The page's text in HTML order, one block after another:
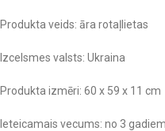
Produkta veids: āra rotaļlietas
Izcelsmes valsts: Ukraina
Produkta izmēri: 60 x 59 x 11 cm
Ieteicamais vecums: no 3 gadiem.